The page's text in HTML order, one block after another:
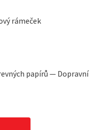
rámeček
papírů — Dopravní